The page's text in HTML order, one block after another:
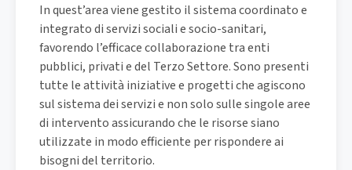
In quest’area viene gestito il sistema coordinato e
integrato di servizi sociali e socio-sanitari,
favorendo l’efficace collaborazione tra enti
pubblici, privati e del Terzo Settore. Sono presenti
tutte le attività iniziative e progetti che agiscono
sul sistema dei servizi e non solo sulle singole aree
di intervento assicurando che le risorse siano
utilizzate in modo efficiente per rispondere ai
bisogni del territorio.